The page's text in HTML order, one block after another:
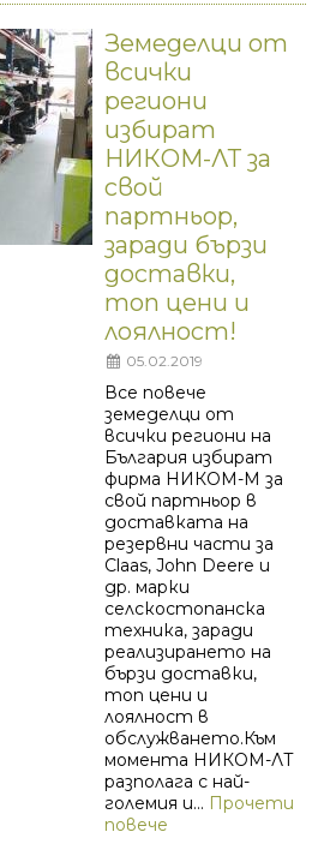
Земеделци от
всички
региони
избират
НИКОМ-ЛТ за
свой
партньор,
заради бързи
доставки,
топ цени и
лоялност!
05.02.2019
Все повече
земеделци от
всички региони на
България избират
фирма НИКОМ-М за
свой партньор в
доставката на
резервни части за
Claas, John Deere и
др. марки
селскостопанска
техника, заради
реализирането на
бързи доставки,
топ цени и
лоялност в
обслужването.Към
момента НИКОМ-ЛТ
разполага с най-
големия и... Прочети
повече